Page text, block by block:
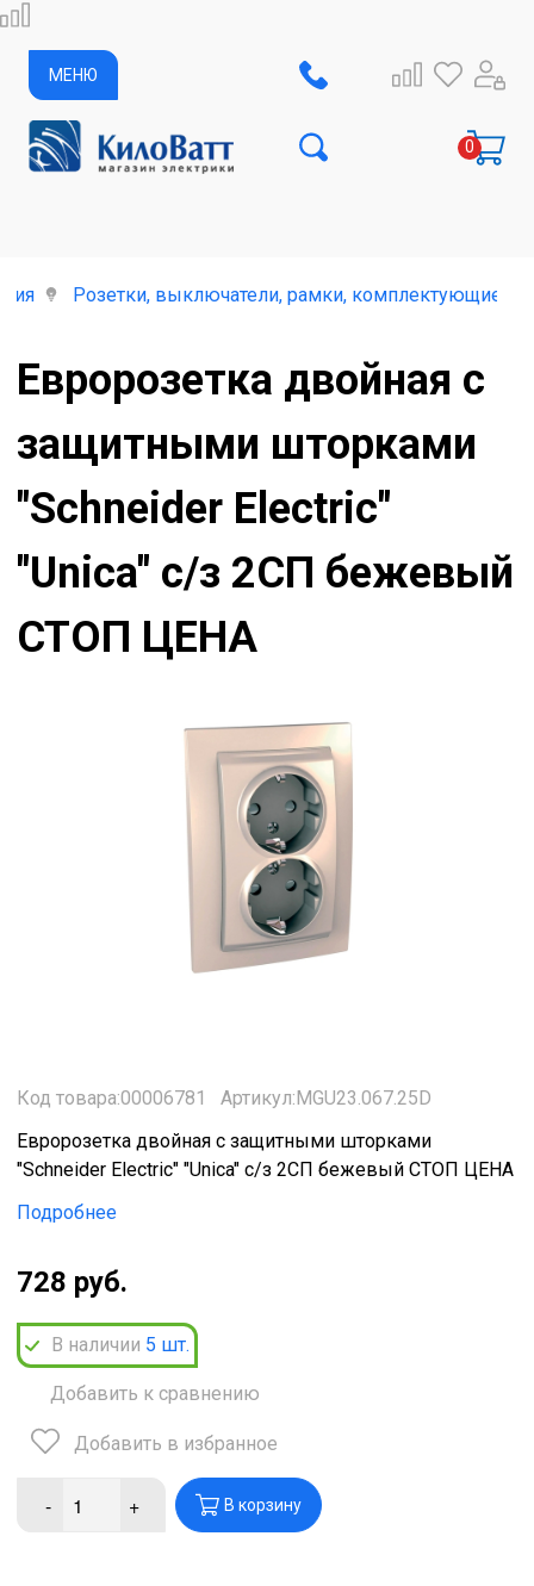
МЕНЮ
Розетки, выключатели, рамки, комплектующие и
Евророзетка двойная с
защитными шторками
"Schneider Electric"
"Unica" с/з 2СП бежевый
СТОП ЦЕНА
Код товара:00006781
Артикул:MGU23.067.25D
Евророзетка двойная с защитными шторками
"Schneider Electric" "Unica" с/з 2СП бежевый СТОП ЦЕНА
Подробнее
728 руб.
В наличии 5 шт.
Добавить к сравнению
Добавить в избранное
- + В корзину